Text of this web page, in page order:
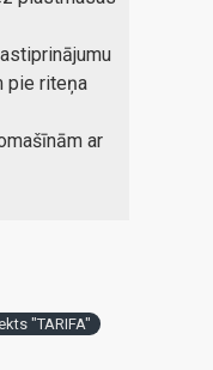
pie riteņa
ar
"TARIFA"